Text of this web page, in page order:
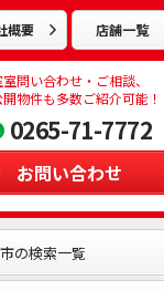
概要 店舗一覧
室問い合わせ・ご相談、
物件も多数ご紹介可能！
0265-71-7772
お問い合わせ
の検索一覧